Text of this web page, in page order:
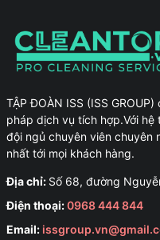
TẬP ĐOÀN ISS (ISS
pháp dịch vụ tích hợp.Với
đội ngủ chuyên viên chuyên
nhất tới mọi khách hàng.
Địa chỉ: Số 68, đường
Điện thoại:0968 444 844
Email: